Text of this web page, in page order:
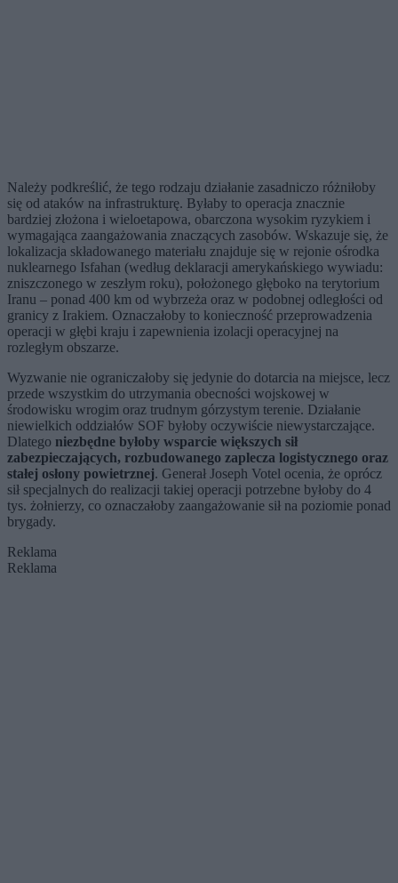
Należy podkreślić, że tego rodzaju działanie zasadniczo różniłoby
się od ataków na infrastrukturę. Byłaby to operacja znacznie
bardziej złożona i wieloetapowa, obarczona wysokim ryzykiem i
wymagająca zaangażowania znaczących zasobów. Wskazuje się, że
lokalizacja składowanego materiału znajduje się w rejonie ośrodka
nuklearnego Isfahan (według deklaracji amerykańskiego wywiadu:
zniszczonego w zeszłym roku), położonego głęboko na terytorium
Iranu – ponad 400 km od wybrzeża oraz w podobnej odległości od
granicy z Irakiem. Oznaczałoby to konieczność przeprowadzenia
operacji w głębi kraju i zapewnienia izolacji operacyjnej na
rozległym obszarze.
Wyzwanie nie ograniczałoby się jedynie do dotarcia na miejsce, lecz
przede wszystkim do utrzymania obecności wojskowej w
środowisku wrogim oraz trudnym górzystym terenie. Działanie
niewielkich oddziałów SOF byłoby oczywiście niewystarczające.
Dlatego niezbędne byłoby wsparcie większych sił
zabezpieczających, rozbudowanego zaplecza logistycznego oraz
stałej osłony powietrznej. Generał Joseph Votel ocenia, że oprócz
sił specjalnych do realizacji takiej operacji potrzebne byłoby do 4
tys. żołnierzy, co oznaczałoby zaangażowanie sił na poziomie ponad
brygady.
Reklama
Reklama